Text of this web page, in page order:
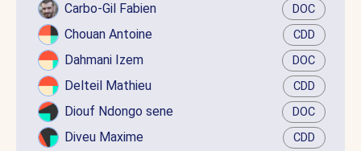
Carbo-Gil Fabien DOC
Chouan Antoine CDD
Dahmani Izem DOC
Delteil Mathieu CDD
Diouf Ndongo sene DOC
Diveu Maxime CDD